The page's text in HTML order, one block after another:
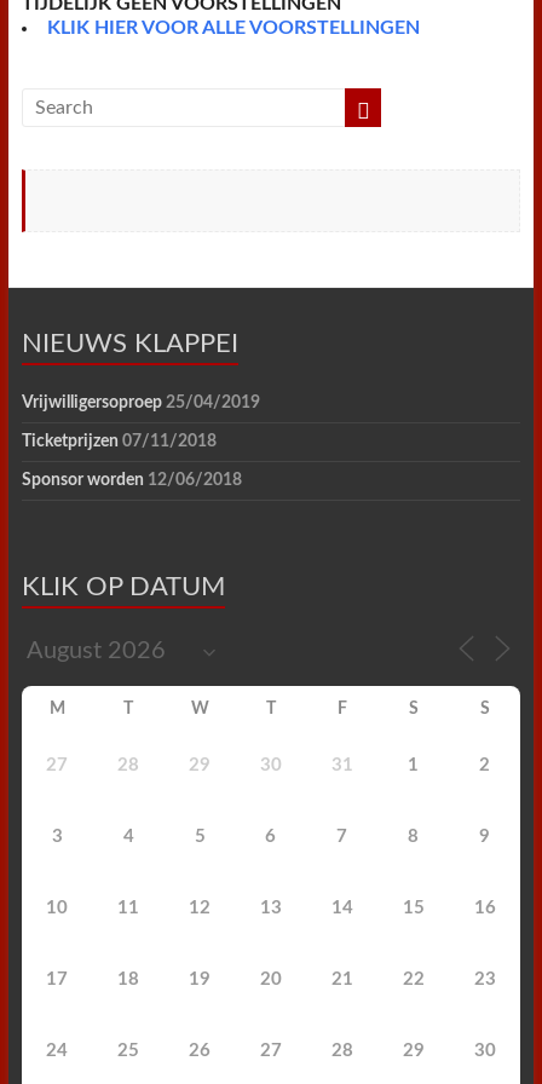
KLIK HIER VOOR ALLE VOORSTELLINGEN
NIEUWS KLAPPEI
Vrijwilligersoproep 25/04/2019
Ticketprijzen 07/11/2018
Sponsor worden 12/06/2018
KLIK OP DATUM
M W F S S
27 28 29 30 31 1 2
3 4 5 6 7 8 9
10 11 12 13 14 15 16
17 18 19 20 21 22 23
24 25 26 27 28 29 30